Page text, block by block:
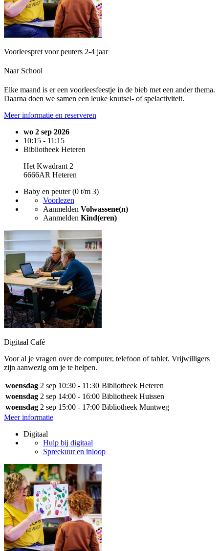
Voorleespret voor peuters 2-4 jaar
Naar School
Elke maand is er een voorleesfeestje in de bieb met een ander thema.
Daarna doen we samen een leuke knutsel- of spelactiviteit.
Meer informatie en reserveren
wo 2 sep 2026
10:15 - 11:15
Bibliotheek Heteren
Het Kwadrant 2
6666AR Heteren
Baby en peuter (0 t/m 3)
Voorlezen
Aanmelden Volwassene(n)
Aanmelden Kind(eren)
Digitaal Café
Voor al je vragen over de computer, telefoon of tablet. Vrijwilligers
zijn aanwezig om je te helpen.
woensdag 2 sep 10:30 - 11:30 Bibliotheek Heteren
woensdag 2 sep 14:00 - 16:00 Bibliotheek Huissen
woensdag 2 sep 15:00 - 17:00 Bibliotheek Muntweg
Meer informatie
Digitaal
Hulp bij digitaal
Spreekuur en inloop